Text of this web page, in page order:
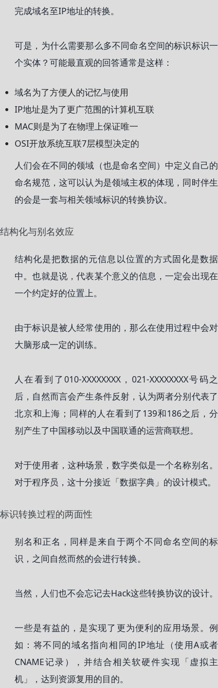
完成域名至IP地址的转换。
可是，为什么需要那么多不同命名空间的标识标识一
个实体？可能最直观的回答通常是这样：
域名为了方便人的记忆与使用
IP地址是为了更广范围的计算机互联
MAC则是为了在物理上保证唯一
OSI开放系统互联7层模型决定的
人们会在不同的领域（也是命名空间）中定义自己的
命名规范，这可以认为是领域主权的体现，同时伴生
的会是一套与相关领域标识的转换协议。
结构化与别名效应
结构化是把数据的元信息以位置的方式固化是数据
中。也就是说，代表某个意义的信息，一定会出现在
一个约定好的位置上。
由于标识是被人经常使用的，那么在使用过程中会对
大脑形成一定的训练。
人在看到了010-XXXXXXXX，021-XXXXXXXX号码之
后，自然而言会产生条件反射，认为两者分别代表了
北京和上海；同样的人在看到了139和186之后，分
别产生了中国移动以及中国联通的运营商联想。
对于使用者，这种场景，数字类似是一个名称别名。
对于程序员，这十分接近「数据字典」的设计模式。
标识转换过程的两面性
别名和正名，同样是来自于两个不同命名空间的标
识，之间自然而然的会进行转换。
当然，人们也不会忘记去Hack这些转换协议的设计。
一些是有益的，是实现了更为便利的应用场景。例
如：将不同的域名指向相同的IP地址（使用A或者
CNAME记录），并结合相关软硬件实现「虚拟主
机」，达到资源复用的目的。